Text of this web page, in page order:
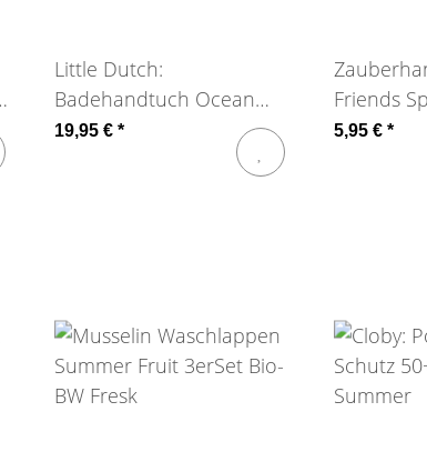
Little Dutch:
Badehandtuch Ocean
Dreams 120x60cm
19,95 € *
Friends
5,95 € *